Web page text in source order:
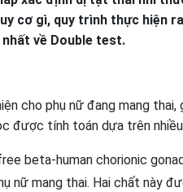
cơ gì, quy trình thực hiện
về Double test.
cho phụ nữ đang mang thai,
được tính toán dựa trên
beta-human chorionic
nữ mang thai. Hai chất này